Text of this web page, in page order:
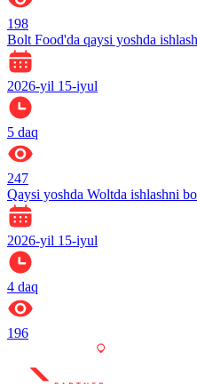
198
Bolt Food'da qaysi yoshda
2026-yil 15-iyul
5 daq
247
Qaysi yoshda Woltda ishlashni
2026-yil 15-iyul
4 daq
196